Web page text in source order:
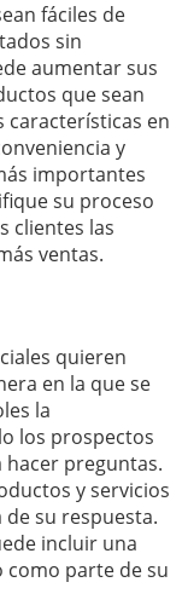
fáciles de
sin
aumentar sus
que sean
características en
y
importantes
su proceso
clientes las
ventas.
quieren
en la que se
la
los prospectos
preguntas.
y servicios
su respuesta.
incluir una
parte de su